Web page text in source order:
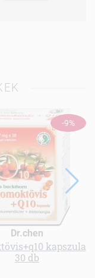
-9%
Dr.chen
kapszula
30 db